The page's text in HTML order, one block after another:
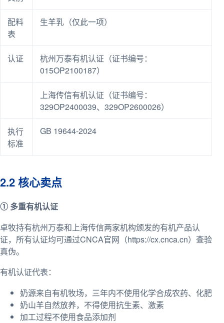
配料
表
生羊乳（仅此一项）
认证
杭州万泰有机认证（证书编号：
015OP2100187）
上海传信有机认证（证书编号：
329OP2400039、329OP2600026）
执行
标准
GB 19644-2024
2.2 核心卖点
① 多重有机认证
卓牧持有杭州万泰和上海传信两家机构颁发的有机产品认
证，所有认证均可通过CNCA官网（https://cx.cnca.cn）查验
真伪。
有机认证代表：
奶源来自有机牧场，三年内不使用化学合成农药、化肥
奶山羊自然放养，不得使用抗生素、激素
加工过程不使用食品添加剂